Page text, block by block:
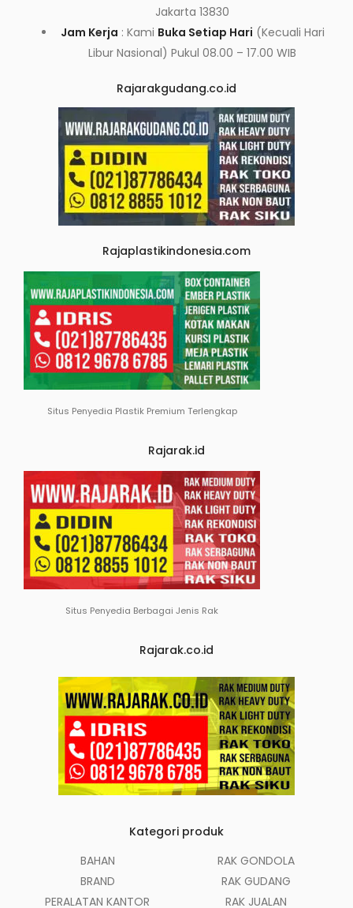
Jakarta 13830
Jam Kerja : Kami Buka Setiap Hari (Kecuali Hari
Libur Nasional) Pukul 08.00 – 17.00 WIB
Rajarakgudang.co.id
Rajaplastikindonesia.com
Situs Penyedia Plastik Premium Terlengkap
Rajarak.id
Situs Penyedia Berbagai Jenis Rak
Rajarak.co.id
Kategori produk
BAHAN
BRAND
PERALATAN KANTOR
RAK GONDOLA
RAK GUDANG
RAK JUALAN